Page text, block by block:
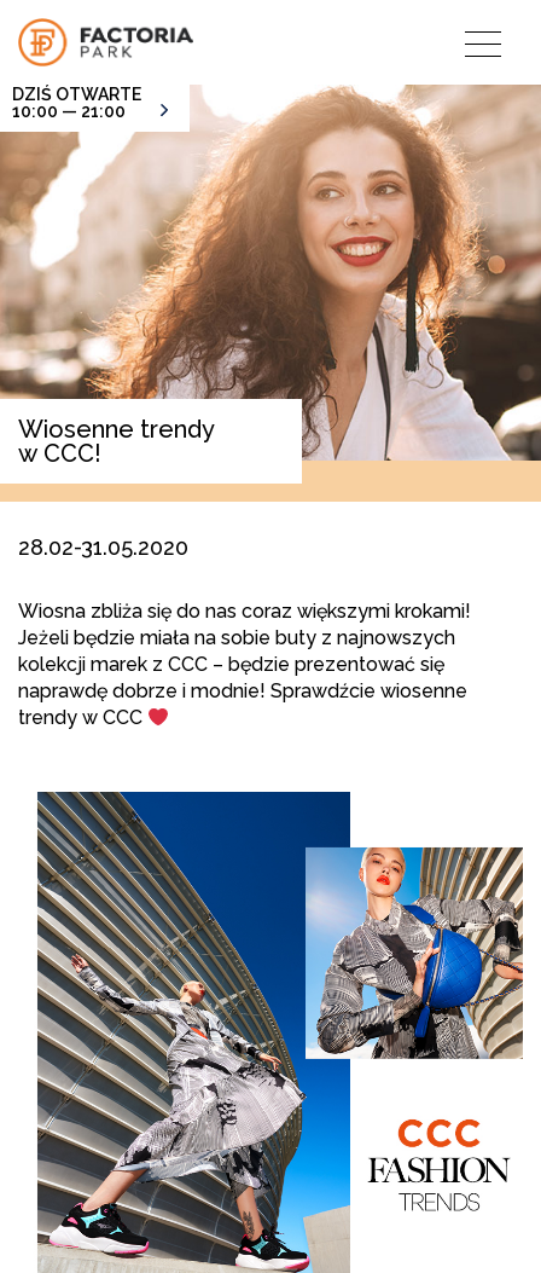
DZIŚ OTWARTE
10:00 — 21:00
Wiosenne trendy
w CCC!
28.02-31.05.2020
Wiosna zbliża się do nas coraz większymi krokami!
Jeżeli będzie miała na sobie buty z najnowszych
kolekcji marek z CCC – będzie prezentować się
naprawdę dobrze i modnie! Sprawdźcie wiosenne
trendy w CCC